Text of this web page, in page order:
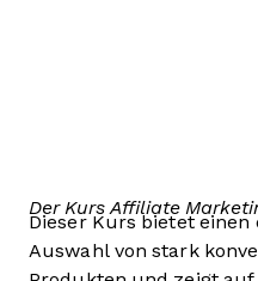
Der Kurs Affiliate
Dieser Kurs bietet
Auswahl von stark